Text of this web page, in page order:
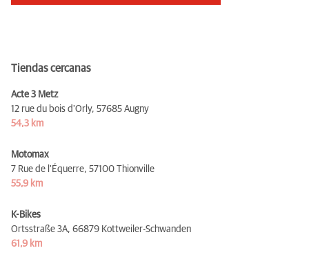
Tiendas cercanas
Acte 3 Metz
12 rue du bois d'Orly, 57685 Augny
54,3 km
Motomax
7 Rue de l'Équerre, 57100 Thionville
55,9 km
K-Bikes
Ortsstraße 3A, 66879 Kottweiler-Schwanden
61,9 km